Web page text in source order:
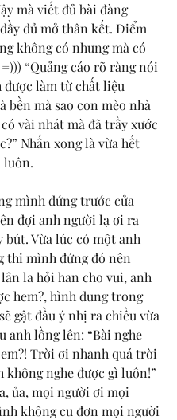
mà viết đủ bài đàng
đủ mở thân kết. Điểm
không có nhưng mà có
“Quảng cáo rõ ràng nói
làm từ chất liệu
bền mà sao con mèo nhà
vài nhát mà đã trầy xước
Nhấn xong là vừa hết
luôn.
mình đứng trước cửa
đợi anh người lạ ơi ra
bút. Vừa lúc có một anh
thi mình đứng đó nên
la hỏi han cho vui, anh
hem?, hình dung trong
gật đầu ý nhị ra chiều vừa
anh lồng lên: “Bài nghe
Trời ơi nhanh quá trời
không nghe được gì luôn!”
ủa, mọi người ơi mọi
không cu đơn mọi người